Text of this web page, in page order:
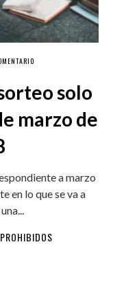
solo
marzo de
a marzo
en lo que se va a